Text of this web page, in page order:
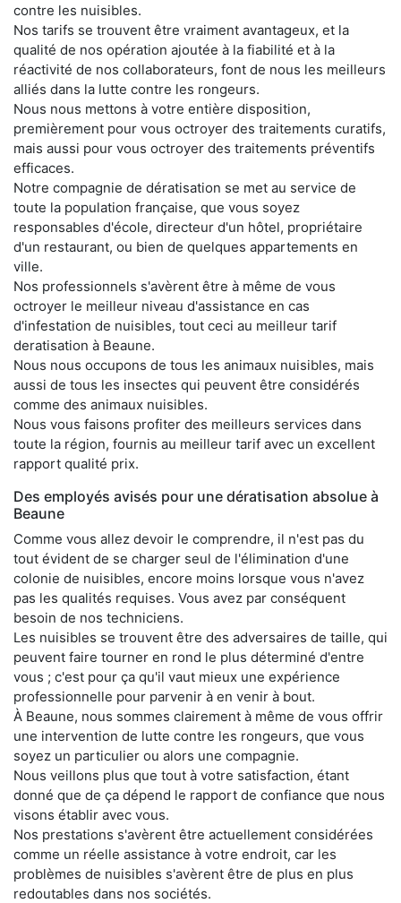
contre les nuisibles.
Nos tarifs se trouvent être vraiment avantageux, et la
qualité de nos opération ajoutée à la fiabilité et à la
réactivité de nos collaborateurs, font de nous les meilleurs
alliés dans la lutte contre les rongeurs.
Nous nous mettons à votre entière disposition,
premièrement pour vous octroyer des traitements curatifs,
mais aussi pour vous octroyer des traitements préventifs
efficaces.
Notre compagnie de dératisation se met au service de
toute la population française, que vous soyez
responsables d'école, directeur d'un hôtel, propriétaire
d'un restaurant, ou bien de quelques appartements en
ville.
Nos professionnels s'avèrent être à même de vous
octroyer le meilleur niveau d'assistance en cas
d'infestation de nuisibles, tout ceci au meilleur tarif
deratisation à Beaune.
Nous nous occupons de tous les animaux nuisibles, mais
aussi de tous les insectes qui peuvent être considérés
comme des animaux nuisibles.
Nous vous faisons profiter des meilleurs services dans
toute la région, fournis au meilleur tarif avec un excellent
rapport qualité prix.
Des employés avisés pour une dératisation absolue à
Beaune
Comme vous allez devoir le comprendre, il n'est pas du
tout évident de se charger seul de l'élimination d'une
colonie de nuisibles, encore moins lorsque vous n'avez
pas les qualités requises. Vous avez par conséquent
besoin de nos techniciens.
Les nuisibles se trouvent être des adversaires de taille, qui
peuvent faire tourner en rond le plus déterminé d'entre
vous ; c'est pour ça qu'il vaut mieux une expérience
professionnelle pour parvenir à en venir à bout.
À Beaune, nous sommes clairement à même de vous offrir
une intervention de lutte contre les rongeurs, que vous
soyez un particulier ou alors une compagnie.
Nous veillons plus que tout à votre satisfaction, étant
donné que de ça dépend le rapport de confiance que nous
visons établir avec vous.
Nos prestations s'avèrent être actuellement considérées
comme un réelle assistance à votre endroit, car les
problèmes de nuisibles s'avèrent être de plus en plus
redoutables dans nos sociétés.